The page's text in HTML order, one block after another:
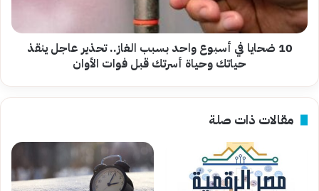
تحذير
عاجل
ينقذ
أسرتك
فوات
10 ضحايا في أسبوع واحد بسبب الغاز.. تحذير عاجل ينقذ
حياتك وحياة أسرتك قبل فوات الأوان
مقالات ذات صلة